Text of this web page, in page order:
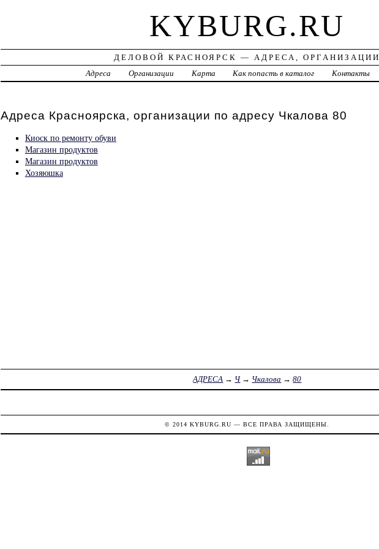
KYBURG.RU
ДЕЛОВОЙ КРАСНОЯРСК — АДРЕСА, ОРГАНИЗАЦИИ
Адреса
Организации Карта Как попасть в каталог Контакты
Адреса Красноярска, организации по адресу Чкалова 80
Киоск по ремонту обуви
Магазин продуктов
Магазин продуктов
Хозяюшка
АДРЕСА → Ч→ Чкалова →80
© 2014KYBURG.RU — ВСЕ ПРАВА ЗАЩИЩЕНЫ.